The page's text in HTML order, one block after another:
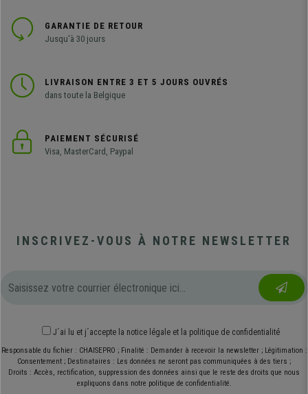
GARANTIE DE RETOUR
Jusqu'à 30 jours
LIVRAISON ENTRE 3 ET 5 JOURS OUVRÉS
dans toute la Belgique
PAIEMENT SÉCURISÉ
Visa, MasterCard, Paypal
INSCRIVEZ-VOUS À NOTRE NEWSLETTER
J´ai lu et j´accepte la notice légale et la politique de confidentialité
Responsable du fichier : CHAISEPRO ; Finalité : Demander à recevoir la newsletter ; Légitimation :
Consentement ; Destinataires : Les données ne seront pas communiquées à des tiers ;
Droits : Accès, rectification, suppression des données ainsi que le reste des droits que nous
expliquons dans notre politique de confidentialité.